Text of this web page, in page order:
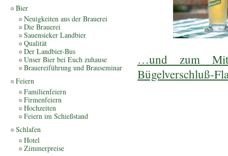
…und zum
Bügelverschluß-
Bier
Neuigkeiten aus der Brauerei
Die Brauerei
Sauensieker Landbier
Qualität
Der Landbier-Bus
Unser Bier bei Euch zuhause
Brauereiführung und Brauseminar
Feiern
Familienfeiern
Firmenfeiern
Hochzeiten
Feiern im Schießstand
Schlafen
Hotel
Zimmerpreise